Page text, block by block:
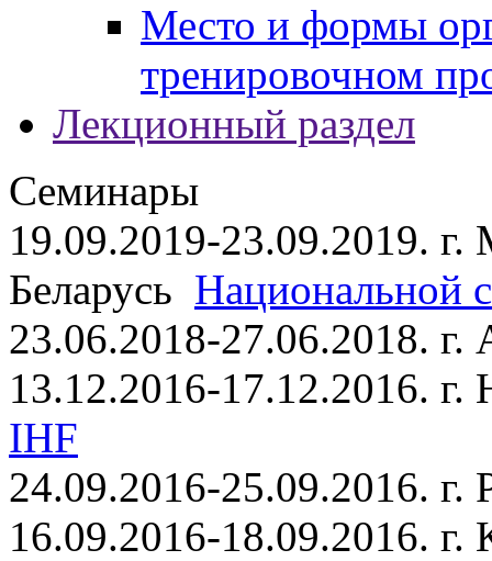
Место и формы
тренировочном
Лекционный раздел
Семинары
19.09.2019-23.09.2019. г.
Беларусь Национальной
23.06.2018-27.06.2018.
13.12.2016-17.12.2016.
IHF
24.09.2016-25.09.2016. г.
16.09.2016-18.09.2016.